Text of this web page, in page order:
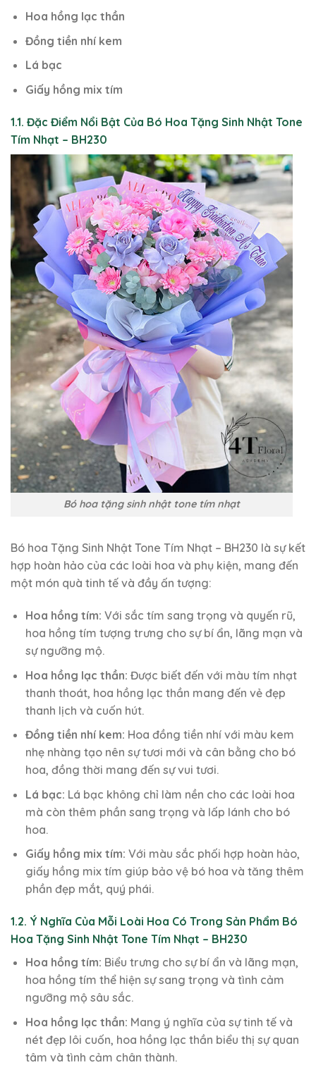
Hoa hồng lạc thần
Đồng tiền nhí kem
Lá bạc
Giấy hồng mix tím
1.1. Đặc Điểm Nổi Bật Của Bó Hoa Tặng Sinh Nhật Tone
Tím Nhạt – BH230
Bó hoa tặng sinh nhật tone tím nhạt
Bó hoa Tặng Sinh Nhật Tone Tím Nhạt – BH230 là sự kết
hợp hoàn hảo của các loài hoa và phụ kiện, mang đến
một món quà tinh tế và đầy ấn tượng:
Hoa hồng tím: Với sắc tím sang trọng và quyến rũ,
hoa hồng tím tượng trưng cho sự bí ẩn, lãng mạn và
sự ngưỡng mộ.
Hoa hồng lạc thần: Được biết đến với màu tím nhạt
thanh thoát, hoa hồng lạc thần mang đến vẻ đẹp
thanh lịch và cuốn hút.
Đồng tiền nhí kem: Hoa đồng tiền nhí với màu kem
nhẹ nhàng tạo nên sự tươi mới và cân bằng cho bó
hoa, đồng thời mang đến sự vui tươi.
Lá bạc: Lá bạc không chỉ làm nền cho các loài hoa
mà còn thêm phần sang trọng và lấp lánh cho bó
hoa.
Giấy hồng mix tím: Với màu sắc phối hợp hoàn hảo,
giấy hồng mix tím giúp bảo vệ bó hoa và tăng thêm
phần đẹp mắt, quý phái.
1.2. Ý Nghĩa Của Mỗi Loài Hoa Có Trong Sản Phẩm Bó
Hoa Tặng Sinh Nhật Tone Tím Nhạt – BH230
Hoa hồng tím: Biểu trưng cho sự bí ẩn và lãng mạn,
hoa hồng tím thể hiện sự sang trọng và tình cảm
ngưỡng mộ sâu sắc.
Hoa hồng lạc thần: Mang ý nghĩa của sự tinh tế và
nét đẹp lôi cuốn, hoa hồng lạc thần biểu thị sự quan
tâm và tình cảm chân thành.